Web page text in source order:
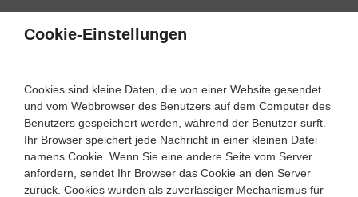
Direkt
Inhalt
Deutsch Schülerlexikon
Biologie Chemie Deutsch Englisch
Cookie-Einstellungen
Cookies sind kleine Daten, die von einer Website gesendet
und vom Webbrowser des Benutzers auf dem Computer des
Benutzers gespeichert werden, während der Benutzer surft.
Ihr Browser speichert jede Nachricht in einer kleinen Datei
namens Cookie. Wenn Sie eine andere Seite vom Server
anfordern, sendet Ihr Browser das Cookie an den Server
zurück. Cookies wurden als zuverlässiger Mechanismus für